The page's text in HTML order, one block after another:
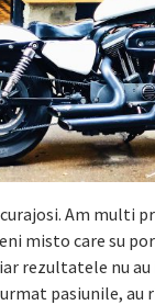
Am multi
misto care su
rezultatele nu
pasiunile, au